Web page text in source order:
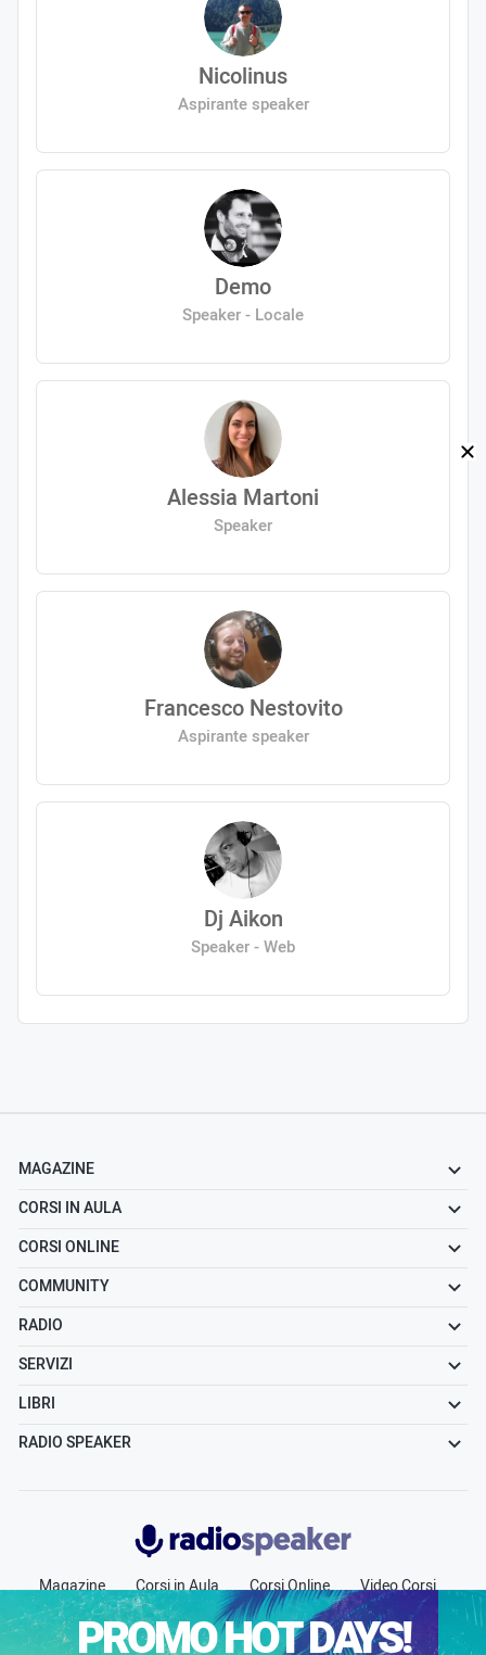
Nicolinus
Aspirante speaker
Demo
Speaker - Locale
Alessia Martoni
Speaker
Francesco Nestovito
Aspirante speaker
Dj Aikon
Speaker - Web
MAGAZINE
CORSI IN AULA
CORSI ONLINE
COMMUNITY
RADIO
SERVIZI
LIBRI
RADIO SPEAKER
Radiospeaker.it
Magazine Corsi in Aula Corsi Online
Video Corsi
Community
Radio Jobs Chi siamo
Contatti
Pubblicità
PROMO HOT DAYS!